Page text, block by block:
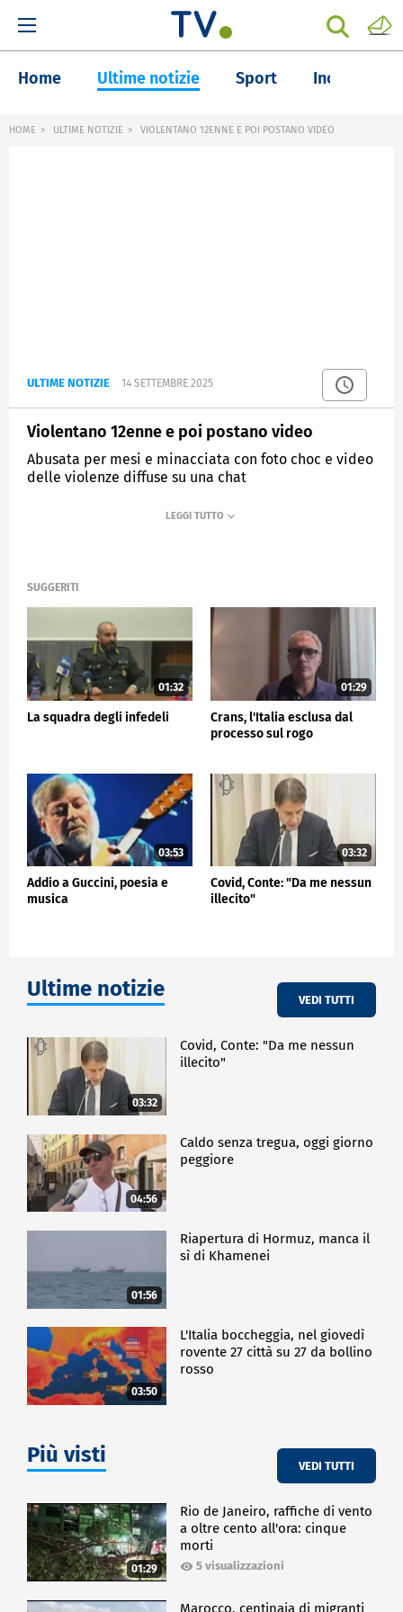
Home Ultime notizie Sport Inchieste
HOME ULTIME NOTIZIE VIOLENTANO 12ENNE E POI POSTANO VIDEO
ULTIME NOTIZIE 14 SETTEMBRE 2025
Violentano 12enne e poi postano video
Abusata per mesi e minacciata con foto choc e video
delle violenze diffuse su una chat
SUGGERITI
01:32
La squadra degli infedeli
01:29
Crans, l'Italia esclusa dal
processo sul rogo
03:53
Addio a Guccini, poesia e
musica
03:32
Covid, Conte: "Da me nessun
illecito"
Ultime notizie VEDI TUTTI
03:32
Covid, Conte: "Da me nessun
illecito"
04:56
Caldo senza tregua, oggi giorno
peggiore
01:56
Riapertura di Hormuz, manca il
sì di Khamenei
03:50
L'Italia boccheggia, nel giovedì
rovente 27 città su 27 da bollino
rosso
Più visti VEDI TUTTI
01:29
Rio de Janeiro, raffiche di vento
a oltre cento all'ora: cinque
morti
5 visualizzazioni
Marocco, centinaia di migranti